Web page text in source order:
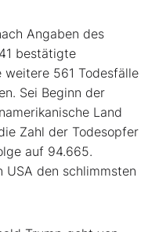
Angaben des
bestätigte
weitere 561 Todesfälle
Sei Beginn der
Land
Zahl der Todesopfer
auf 94.665.
USA den schlimmsten